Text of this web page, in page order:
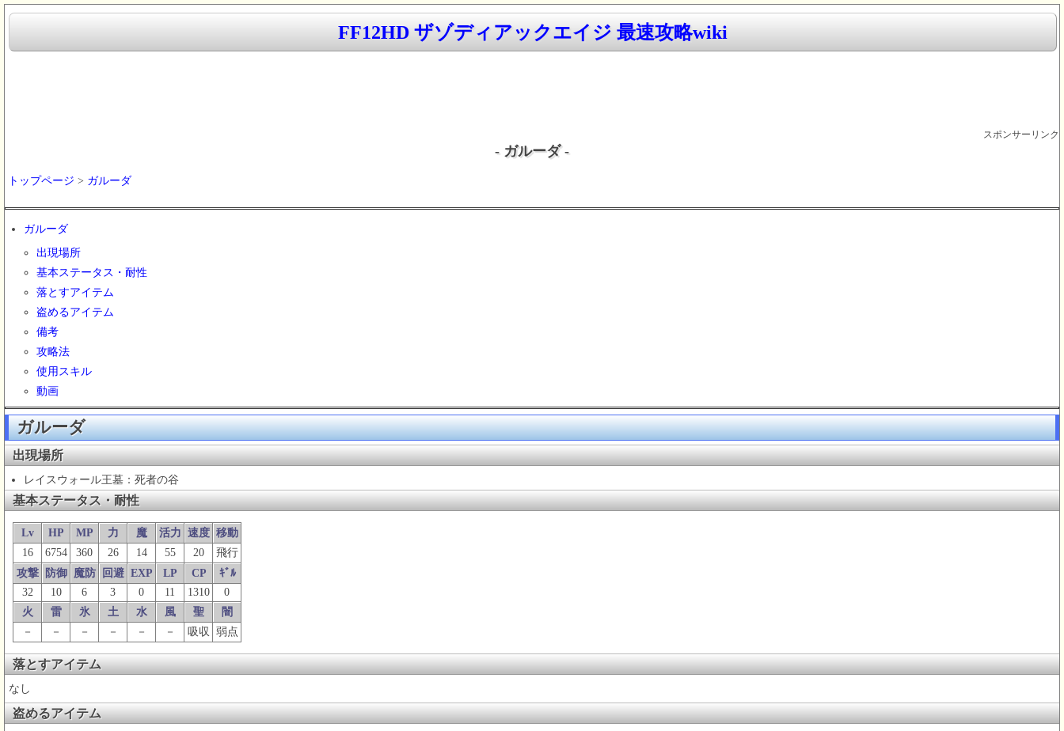
FF12HD ザゾディアックエイジ 最速攻略wiki
スポンサーリンク
- ガルーダ -
トップページ > ガルーダ
ガルーダ
出現場所
基本ステータス・耐性
落とすアイテム
盗めるアイテム
備考
攻略法
使用スキル
動画
ガルーダ
出現場所
レイスウォール王墓：死者の谷
基本ステータス・耐性
Lv HP MP 力 魔 活力 速度 移動
16
6754 360 26 14 55 20
飛行
攻撃
防御 魔防 回避 EXP LP CP
ｷﾞﾙ
32
10 6 3 0 11 1310
0
火
雷 氷 土 水 風 聖
闇
－
－ － － － － 吸収 弱点
落とすアイテム
なし
盗めるアイテム